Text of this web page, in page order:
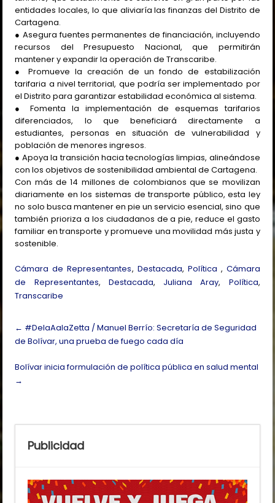
entidades locales, lo que aliviaría las finanzas del Distrito de
Cartagena.
● Asegura fuentes permanentes de financiación, incluyendo
recursos del Presupuesto Nacional, que permitirán
mantener y expandir la operación de Transcaribe.
● Promueve la creación de un fondo de estabilización
tarifaria a nivel territorial, que podría ser implementado por
el Distrito para garantizar estabilidad económica al sistema.
● Fomenta la implementación de esquemas tarifarios
diferenciados, lo que beneficiará directamente a
estudiantes, personas en situación de vulnerabilidad y
población de menores ingresos.
● Apoya la transición hacia tecnologías limpias, alineándose
con los objetivos de sostenibilidad ambiental de Cartagena.
Con más de 14 millones de colombianos que se movilizan
diariamente en los sistemas de transporte público, esta ley
no solo busca mantener en pie un servicio esencial, sino que
también prioriza a los ciudadanos de a pie, reduce el gasto
familiar en transporte y promueve una movilidad más justa y
sostenible.
Cámara de Representantes, Destacada, Política , Cámara
de Representantes, Destacada, Juliana Aray, Política,
Transcaribe
Post
navigation
← #DelaAalaZetta / Manuel Berrío: Secretaría de Seguridad
de Bolívar, una prueba de fuego cada día
Bolívar inicia formulación de política pública en salud mental
→
Publicidad